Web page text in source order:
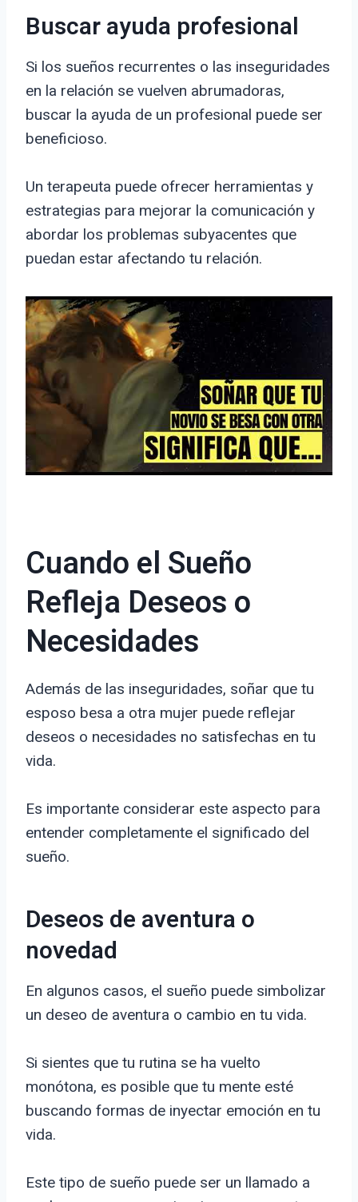
Buscar ayuda profesional
Si los sueños recurrentes o las inseguridades
en la relación se vuelven abrumadoras,
buscar la ayuda de un profesional puede ser
beneficioso.
Un terapeuta puede ofrecer herramientas y
estrategias para mejorar la comunicación y
abordar los problemas subyacentes que
puedan estar afectando tu relación.
Cuando el Sueño
Refleja Deseos o
Necesidades
Además de las inseguridades, soñar que tu
esposo besa a otra mujer puede reflejar
deseos o necesidades no satisfechas en tu
vida.
Es importante considerar este aspecto para
entender completamente el significado del
sueño.
Deseos de aventura o
novedad
En algunos casos, el sueño puede simbolizar
un deseo de aventura o cambio en tu vida.
Si sientes que tu rutina se ha vuelto
monótona, es posible que tu mente esté
buscando formas de inyectar emoción en tu
vida.
Este tipo de sueño puede ser un llamado a